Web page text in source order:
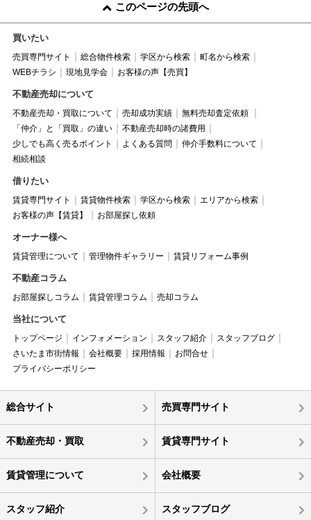
このページの先頭へ
買いたい
売買専門サイト 総合物件検索 学区から検索
町名から検索
WEBチラシ
現地見学会 お客様の声【売買】
不動産売却について
不動産売却・買取について 売却成功実績
無料売却査定依頼
「仲介」と「買取」の違い
不動産売却時の諸費用
少しでも高く売るポイント
よくある質問
仲介手数料について
相続相談
借りたい
賃貸専門サイト 賃貸物件検索 学区から検索
エリアから検索
お客様の声【賃貸】
お部屋探し依頼
オーナー様へ
賃貸管理について 管理物件ギャラリー 賃貸リフォーム事例
不動産コラム
お部屋探しコラム 賃貸管理コラム 売却コラム
当社について
トップページ インフォメーション スタッフ紹介
スタッフブログ
さいたま市街情報
会社概要 採用情報
お問合せ
プライバシーポリシー
総合サイト 売買専門サイト
不動産売却・買取 賃貸専門サイト
賃貸管理について 会社概要
スタッフ紹介 スタッフブログ